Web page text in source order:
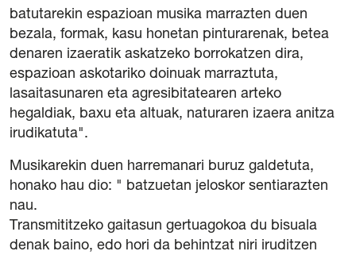
batutarekin espazioan musika marrazten duen
bezala, formak, kasu honetan pinturarenak, betea
denaren izaeratik askatzeko borrokatzen dira,
espazioan askotariko doinuak marraztuta,
lasaitasunaren eta agresibitatearen arteko
hegaldiak, baxu eta altuak, naturaren izaera anitza
irudikatuta".
Musikarekin duen harremanari buruz galdetuta,
honako hau dio: " batzuetan jeloskor sentiarazten
nau.
Transmititzeko gaitasun gertuagokoa du bisuala
denak baino, edo hori da behintzat niri iruditzen